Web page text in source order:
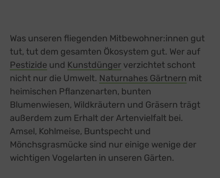
Was unseren fliegenden Mitbewohner:innen gut
tut, tut dem gesamten Ökosystem gut. Wer auf
Pestizide und Kunstdünger verzichtet schont
nicht nur die Umwelt. Naturnahes Gärtnern mit
heimischen Pflanzenarten, bunten
Blumenwiesen, Wildkräutern und Gräsern trägt
außerdem zum Erhalt der Artenvielfalt bei.
Amsel, Kohlmeise, Buntspecht und
Mönchsgrasmücke sind nur einige wenige der
wichtigen Vogelarten in unseren Gärten.